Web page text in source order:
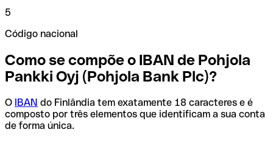
5
Código nacional
Como se compõe o IBAN de Pohjola
Pankki Oyj (Pohjola Bank Plc)?
O IBAN do Finlândia tem exatamente 18 caracteres e é
composto por três elementos que identificam a sua conta
de forma única.